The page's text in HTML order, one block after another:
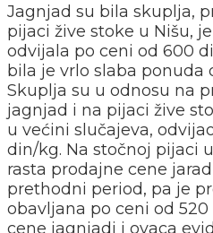
Jagnjad su bila skuplja,
pijaci žive stoke u Nišu,
odvijala po ceni od 600
bila je vrlo slaba ponuda
Skuplja su u odnosu na
jagnjad i na pijaci žive
u većini slučajeva,
din/kg. Na stočnoj pijaci
rasta prodajne cene
prethodni period, pa je
obavljana po ceni od
cene jagnjadi i ovaca